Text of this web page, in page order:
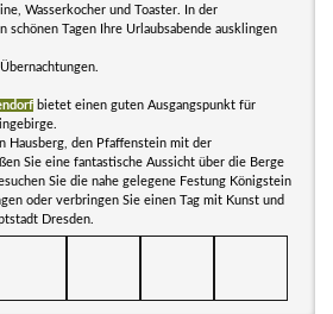
Wasserkocher und Toaster. In der
schönen Tagen Ihre Urlaubsabende ausklingen
bietet einen guten Ausgangspunkt für
Hausberg, den Pfaffenstein mit der
Sie eine fantastische Aussicht über die Berge
Sie die nahe gelegene Festung Königstein
oder verbringen Sie einen Tag mit Kunst und
Dresden.